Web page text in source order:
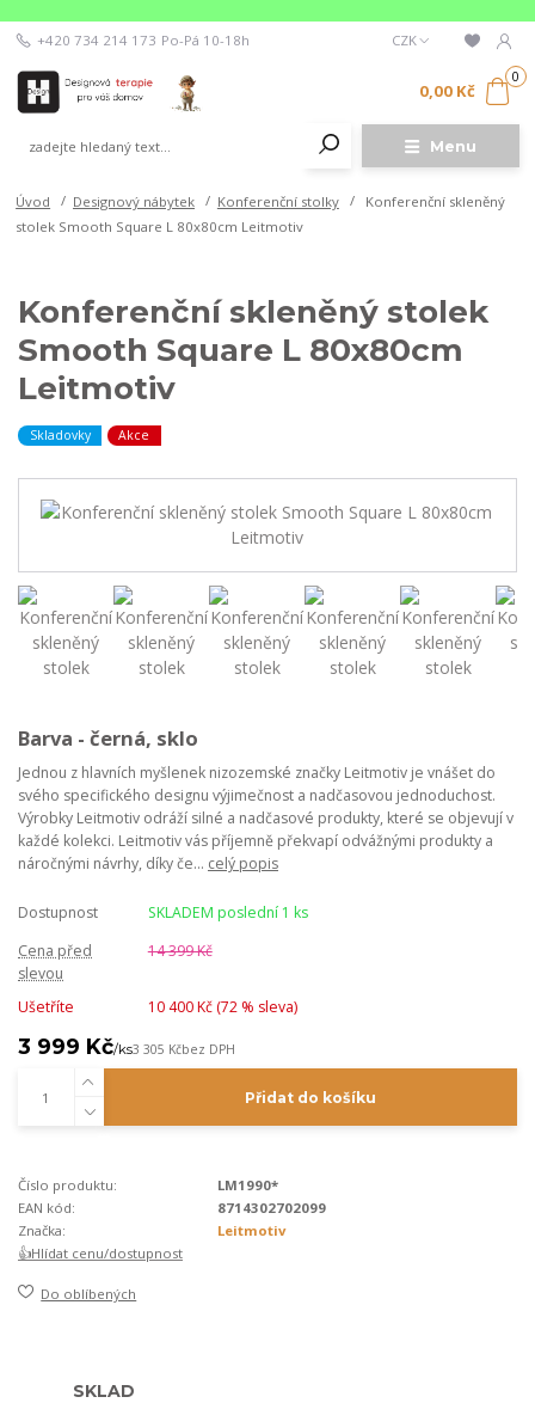
Menu
CZK
+420 734 214 173 Po-Pá 10-18h
0
0,00 Kč
Úvod Designový nábytek Konferenční stolky
Konferenční skleněný
stolek Smooth Square L 80x80cm Leitmotiv
Konferenční skleněný stolek
Smooth Square L 80x80cm
Leitmotiv
Skladovky Akce
Barva - černá, sklo
Jednou z hlavních myšlenek nizozemské značky Leitmotiv je vnášet do
svého specifického designu výjimečnost a nadčasovou jednoduchost.
Výrobky Leitmotiv odráží silné a nadčasové produkty, které se objevují v
každé kolekci. Leitmotiv vás příjemně překvapí odvážnými produkty a
náročnými návrhy, díky če... celý popis
Dostupnost
SKLADEM poslední 1 ks
Cena před
slevou
14 399 Kč
Ušetříte 10 400 Kč (72% sleva)
3 999 Kč/ks3 305 Kčbez DPH
Přidat do košíku
Číslo produktu:
LM1990*
EAN kód:
8714302702099
Značka:
Leitmotiv
👍Hlídat cenu/dostupnost
Do oblíbených
SKLAD